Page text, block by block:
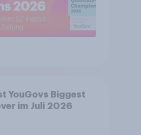
YouGovs Biggest
im Juli 2026